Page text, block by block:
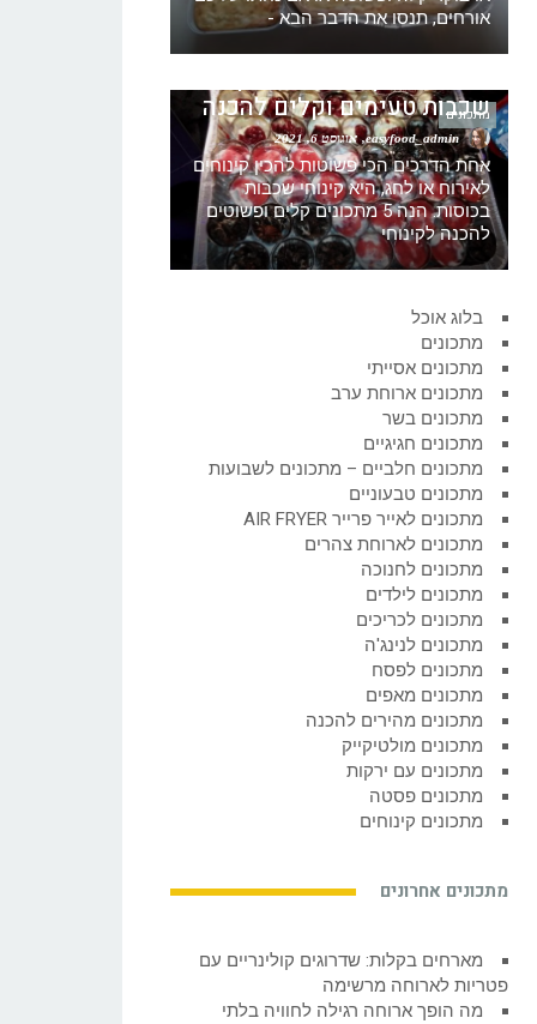
אורחים, תנסו את הדבר הבא -
מתכונים
שכבות טעימים וקלים להכנה
easyfood_admin אוגוסט 6, 2021
אחת הדרכים הכי פשוטות להכין קינוחים
לאירוח או לחג, היא קינוחי שכבות
בכוסות. הנה 5 מתכונים קלים ופשוטים
להכנה לקינוחי
בלוג אוכל
מתכונים
מתכונים אסייתי
מתכונים ארוחת ערב
מתכונים בשר
מתכונים חגיגיים
מתכונים חלביים – מתכונים לשבועות
מתכונים טבעוניים
מתכונים לאייר פרייר AIR FRYER
מתכונים לארוחת צהרים
מתכונים לחנוכה
מתכונים לילדים
מתכונים לכריכים
מתכונים לנינג'ה
מתכונים לפסח
מתכונים מאפים
מתכונים מהירים להכנה
מתכונים מולטיקייק
מתכונים עם ירקות
מתכונים פסטה
מתכונים קינוחים
מתכונים אחרונים
מארחים בקלות: שדרוגים קולינריים עם
פטריות לארוחה מרשימה
מה הופך ארוחה רגילה לחוויה בלתי